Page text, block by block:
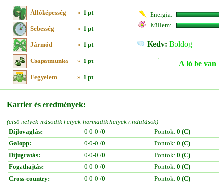
Állóképesség » 1 pt
Sebesség » 1 pt
Jármód » 1 pt
Csapatmunka » 1 pt
Fegyelem » 1 pt
Energia:
Küllem:
Kedv: Boldog
A ló be van
Karrier és eredmények:
(első helyek-második helyek-harmadik helyek /indulások)
Díjlovaglás:
0-0-0 /0 Pontok: 0 (C)
Galopp:
0-0-0 /0 Pontok: 0 (C)
Díjugratás:
0-0-0 /0 Pontok: 0 (C)
Fogathajtás:
0-0-0 /0 Pontok: 0 (C)
Cross-country:
0-0-0 /0 Pontok: 0 (C)